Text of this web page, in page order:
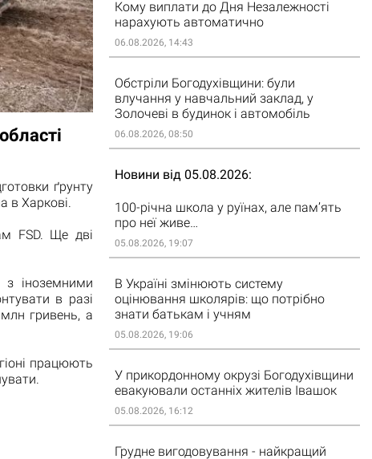
ґрунту
в Харкові.
FSD. Ще дві
іноземними
в разі
гривень, а
працюють
Кому виплати до Дня Незалежності
нарахують автоматично
06.08.2026, 14:43
Обстріли Богодухівщини: були
влучання у навчальний заклад, у
Золочеві в будинок і автомобіль
06.08.2026, 08:50
Новини від 05.08.2026
100-річна школа у руїнах, але пам’ять
про неї живе…
05.08.2026, 19:07
В Україні змінюють систему
оцінювання школярів: що потрібно
знати батькам і учням
05.08.2026, 19:06
У прикордонному окрузі Богодухівщини
евакуювали останніх жителів Івашок
05.08.2026, 16:12
Грудне вигодовування - найкращий